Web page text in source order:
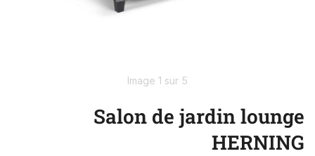
Image 1 sur 5
Salon de jardin lounge
HERNING